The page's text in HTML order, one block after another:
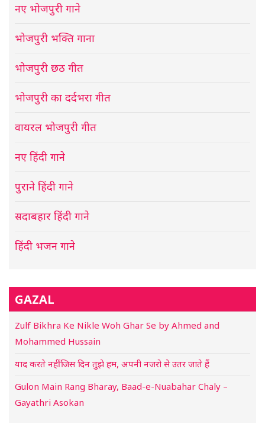
नए भोजपुरी गाने
भोजपुरी भक्ति गाना
भोजपुरी छठ गीत
भोजपुरी का दर्दभरा गीत
वायरल भोजपुरी गीत
नए हिंदी गाने
पुराने हिंदी गाने
सदाबहार हिंदी गाने
हिंदी भजन गाने
GAZAL
Zulf Bikhra Ke Nikle Woh Ghar Se by Ahmed and
Mohammed Hussain
याद करते नहीं जिस दिन तुझे हम, अपनी नजरो से उतर जाते हैं
Gulon Main Rang Bharay, Baad-e-Nuabahar Chaly –
Gayathri Asokan